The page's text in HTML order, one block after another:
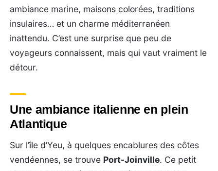
ambiance marine, maisons colorées, traditions
insulaires… et un charme méditerranéen
inattendu. C’est une surprise que peu de
voyageurs connaissent, mais qui vaut vraiment le
détour.
Une ambiance italienne en plein
Atlantique
Sur l’île d’Yeu, à quelques encablures des côtes
vendéennes, se trouve Port-Joinville. Ce petit